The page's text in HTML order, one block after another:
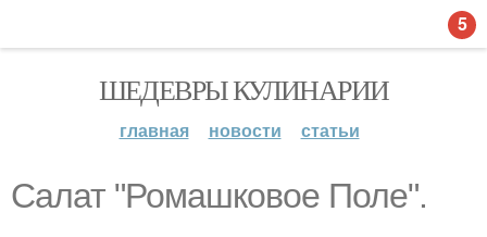
ШЕДЕВРЫ КУЛИНАРИИ
главная новости статьи
Салат "Ромашковое Поле".
5